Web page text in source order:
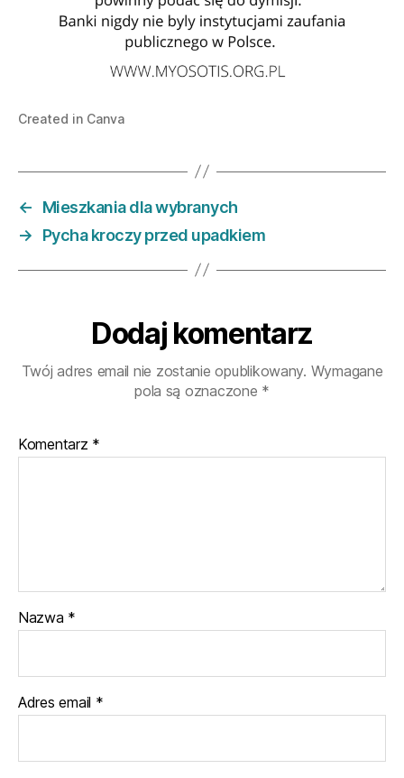
Created in Canva
←
Mieszkania dla wybranych
→
Pycha kroczy przed upadkiem
Dodaj komentarz
Twój adres email nie zostanie opublikowany. Wymagane
pola są oznaczone *
Komentarz *
Nazwa *
Adres email *